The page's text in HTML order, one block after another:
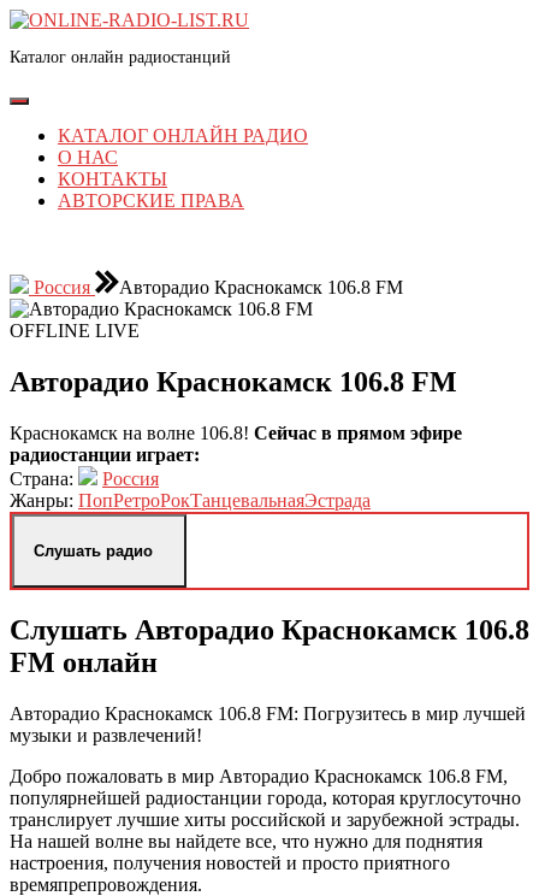
Перейти
содержимому
к
содержимому
Каталог онлайн радиостанций
Кнопка
ОткрытьКАТАЛОГ ОНЛАЙН РАДИО
О НАС
КОНТАКТЫ
АВТОРСКИЕ ПРАВА
Россия
Авторадио Краснокамск 106.8 FM
OFFLINE LIVE
Авторадио Краснокамск 106.8 FM
Краснокамск на волне 106.8! Сейчас в прямом эфире
радиостанции играет:
Страна:
Россия
Жанры: ПопРетроРокТанцевальнаяЭстрада
Слушать радио
Слушать Авторадио Краснокамск 106.8
FM онлайн
Авторадио Краснокамск 106.8 FM: Погрузитесь в мир лучшей
музыки и развлечений!
Добро пожаловать в мир Авторадио Краснокамск 106.8 FM,
популярнейшей радиостанции города, которая круглосуточно
транслирует лучшие хиты российской и зарубежной эстрады.
На нашей волне вы найдете все, что нужно для поднятия
настроения, получения новостей и просто приятного
времяпрепровождения.